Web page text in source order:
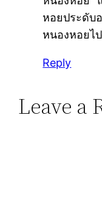
หอยประดับ
หนองหอยไ
Reply
Leave a